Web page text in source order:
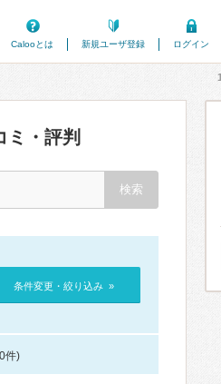
Calooとは
新規ユーザ登録 ログイン
ミ・評判
条件変更・絞り込み »
件)